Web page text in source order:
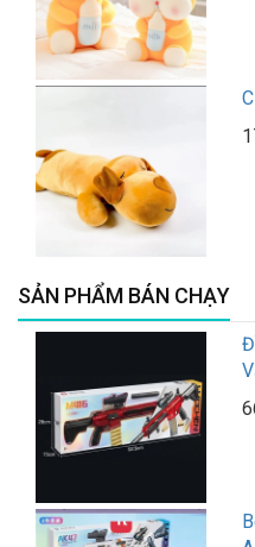
SẢN PHẨM BÁN CHẠY